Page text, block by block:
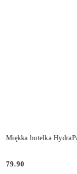
Miękka butelka
Cena:
79.90